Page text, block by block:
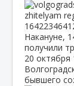
Накануне,
получили
20 октября
бывшего